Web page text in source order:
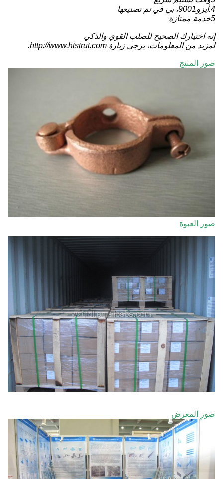
4.أيزو9001، بي في تم تصنيعها
5خدمة ممتازة
إنه اختيارك الصحيح للصلب القوي والذكي
لمزيد من المعلومات، يرجى زيارة http://www.htstrut.com.
صور المنتج
صور العبوة
صور المعرض